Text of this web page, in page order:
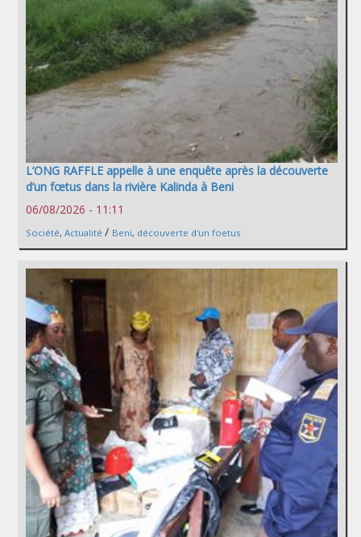
L’ONG RAFFLE appelle à une enquête après la découverte
d’un fœtus dans la rivière Kalinda à Beni
06/08/2026 - 11:11
Société, Actualité / Beni, découverte d'un foetus